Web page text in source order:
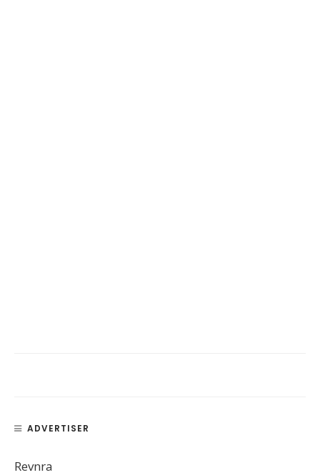
ADVERTISER
Revnra